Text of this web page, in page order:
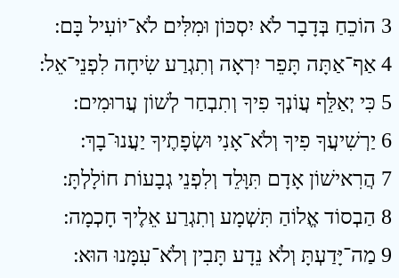
3 הוֹכֵחַ בְּדָבָר לֹא יִסְכּוֹן וּמִלִּים לֹא־יוֹעִיל בָּם ׃
4 אַף־אַתָּה תָּפֵר יִרְאָה וְתִגְרַע שִׂיחָה לִפְנֵי־אֵל ׃
5 כִּי יְאַלֵּף עֲוֹנְךָ פִיךָ וְתִבְחַר לְשׁוֹן עֲרוּמִים ׃
6 יַרְשִׁיעֲךָ פִיךָ וְלֹא־אָנִי וּשְׂפָתֶיךָ יַעֲנוּ־בָךְ ׃
7 הֲרִאישׁוֹן אָדָם תִּוָּלֵד וְלִפְנֵי גְבָעוֹת חוֹלָלְתָּ ׃
8 הַבְסוֹד אֱלוֹהַ תִּשְׁמָע וְתִגְרַע אֵלֶיךָ חָכְמָה ׃
9 מַה־יָּדַעְתָּ וְלֹא נֵדָע תָּבִין וְלֹא־עִמָּנוּ הוּא ׃